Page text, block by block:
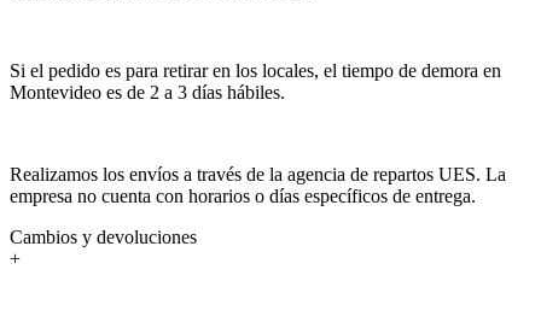
Si el pedido es para retirar en los locales, el tiempo de demora en
Montevideo es de 2 a 3 días hábiles.
Realizamos los envíos a través de la agencia de repartos UES. La
empresa no cuenta con horarios o días específicos de entrega.
Cambios y devoluciones
+